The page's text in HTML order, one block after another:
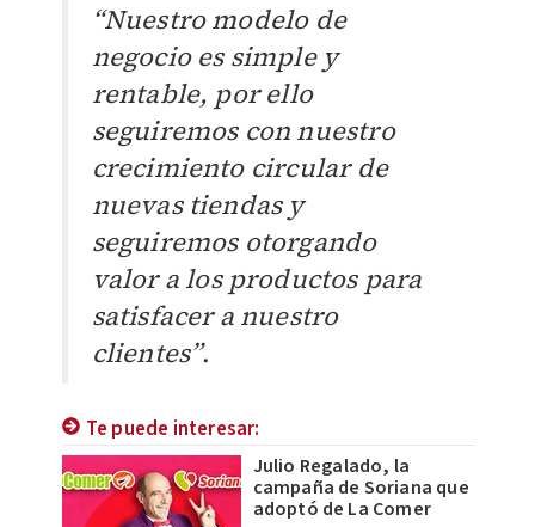
“Nuestro modelo de
negocio es simple y
rentable, por ello
seguiremos con nuestro
crecimiento circular de
nuevas tiendas y
seguiremos otorgando
valor a los productos para
satisfacer a nuestro
clientes”.
Te puede interesar:
Julio Regalado, la
campaña de Soriana que
adoptó de La Comer